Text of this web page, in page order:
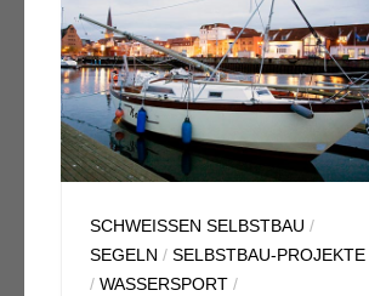
SCHWEISSEN SELBSTBAU /
SEGELN / SELBSTBAU-PROJEKTE
/ WASSERSPORT /